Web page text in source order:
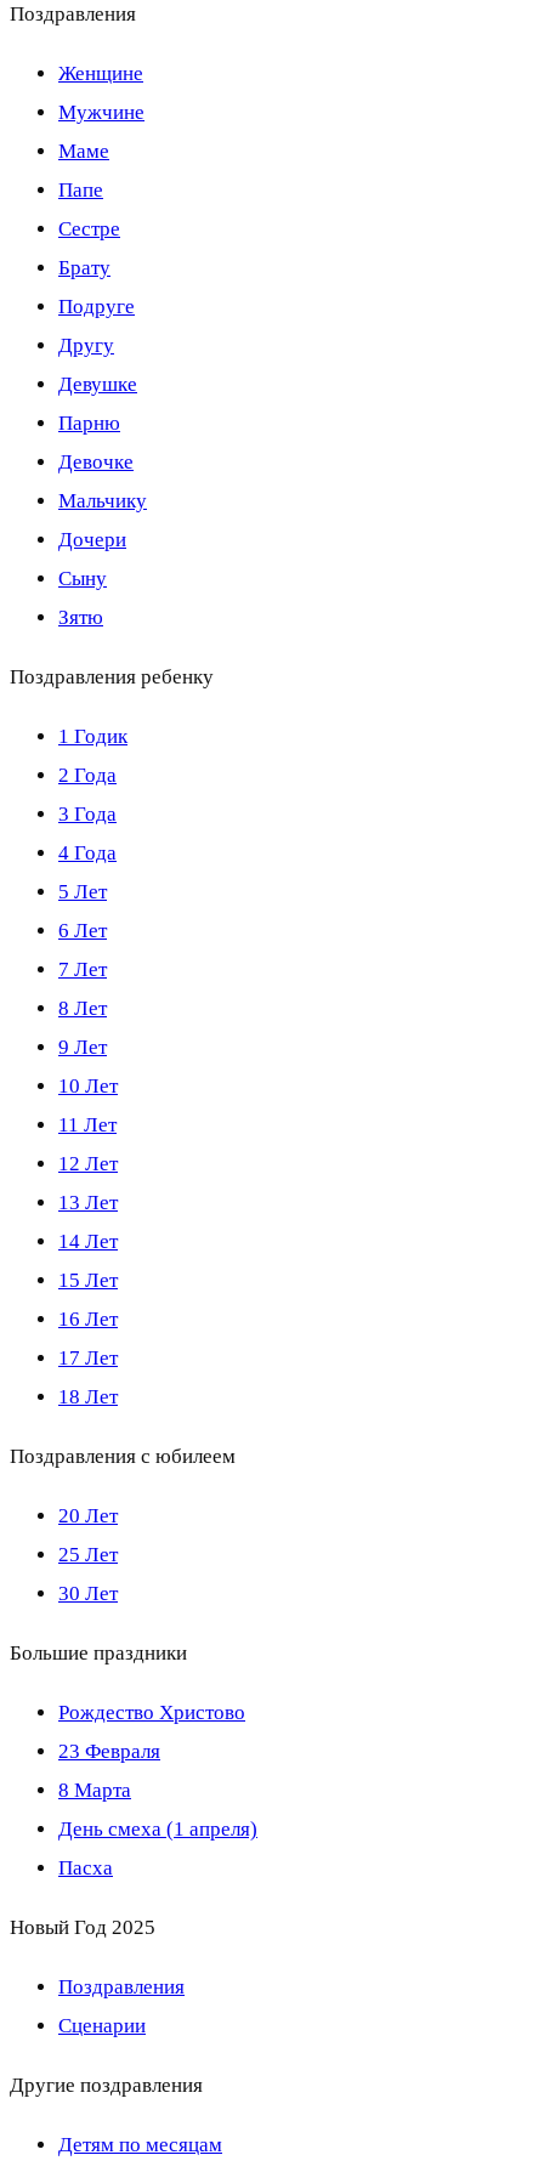
Поздравления
Женщине
Мужчине
Маме
Папе
Сестре
Брату
Подруге
Другу
Девушке
Парню
Девочке
Мальчику
Дочери
Сыну
Зятю
Поздравления ребенку
1 Годик
2 Года
3 Года
4 Года
5 Лет
6 Лет
7 Лет
8 Лет
9 Лет
10 Лет
11 Лет
12 Лет
13 Лет
14 Лет
15 Лет
16 Лет
17 Лет
18 Лет
Поздравления с юбилеем
20 Лет
25 Лет
30 Лет
Большие праздники
Рождество Христово
23 Февраля
8 Марта
День смеха (1 апреля)
Пасха
Новый Год 2025
Поздравления
Сценарии
Другие поздравления
Детям по месяцам